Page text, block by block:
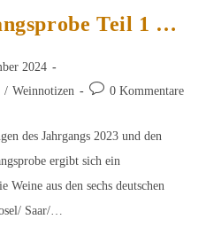
Teil 1 …
2024
/ Weinnotizen
Beitrags-0 Kommentare
des Jahrgangs 2023 und den
ergibt sich ein
aus den sechs deutschen
Saar/…